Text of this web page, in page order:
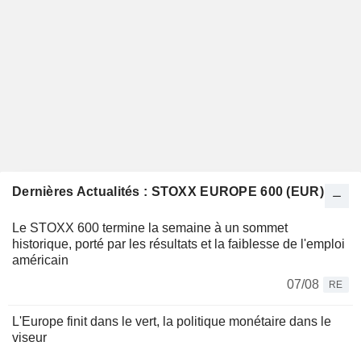
Dernières Actualités : STOXX EUROPE 600 (EUR)
Le STOXX 600 termine la semaine à un sommet
historique, porté par les résultats et la faiblesse de l'emploi
américain
07/08
RE
L'Europe finit dans le vert, la politique monétaire dans le
viseur